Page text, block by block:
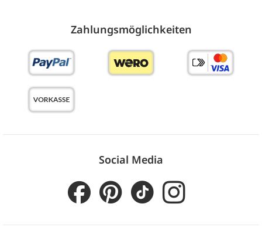
Zahlungs­möglich­keiten
Social Media